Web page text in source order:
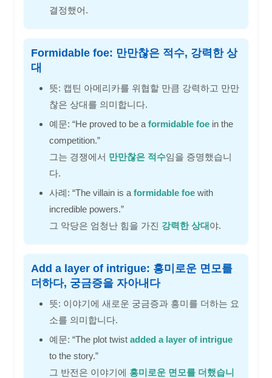
결정했어.
Formidable foe: 만만찮은 적수, 강력한 상
대
뜻: 캡틴 아메리카를 위협할 만큼 강력하고 만만
찮은 상대를 의미합니다.
예문: “He proved to be a formidable foe in the
competition.”
그는 경쟁에서 만만찮은 적수임을 증명했습니
다.
사례: “The villain is a formidable foe with
incredible powers.”
그 악당은 엄청난 힘을 가진 강력한 상대야.
Add a layer of intrigue: 흥미로운 면모를
더하다, 궁금증을 자아내다
뜻: 이야기에 새로운 궁금증과 흥미를 더하는 요
소를 의미합니다.
예문: “The plot twist added a layer of intrigue
to the story.”
그 반전은 이야기에 흥미로운 면모를 더했습니